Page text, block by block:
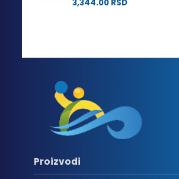
3,344.00 RSD
Proizvodi